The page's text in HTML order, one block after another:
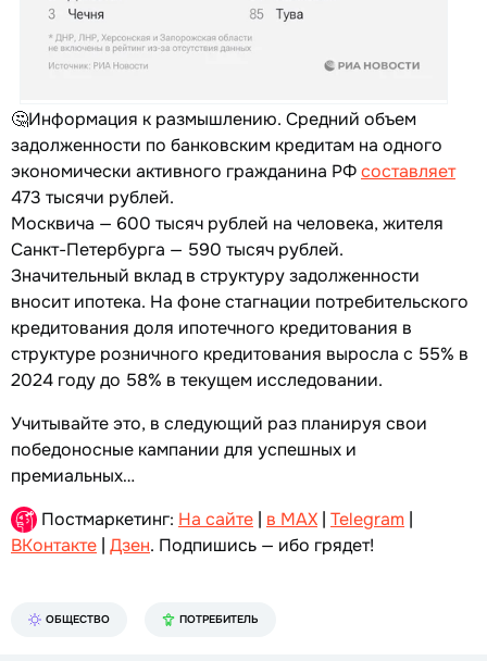
🤔Информация к размышлению. Средний объем
задолженности по банковским кредитам на одного
экономически активного гражданина РФсоставляет
473 тысячи рублей.
Москвича — 600 тысяч рублей на человека, жителя
Санкт-Петербурга — 590 тысяч рублей.
Значительный вклад в структуру задолженности
вносит ипотека. На фоне стагнации потребительского
кредитования доля ипотечного кредитования в
структуре розничного кредитования выросла с 55% в
2024 году до 58% в текущем исследовании.
Учитывайте это, в следующий раз планируя свои
победоносные кампании для успешных и
премиальных…
Постмаркетинг: На сайте | в MAX | Telegram |
ВКонтакте | Дзен. Подпишись — ибо грядет!
ОБЩЕСТВО ПОТРЕБИТЕЛЬ